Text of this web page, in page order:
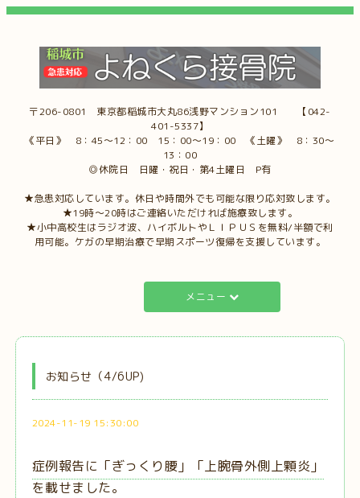
〒206-0801 東京都稲城市大丸86浅野マンション101 【042-
401-5337】
《平日》 8：45～12：00 15：00～19：00 《土曜》 8：30～
13：00
◎休院日 日曜・祝日・第4土曜日 P有
★急患対応しています。休日や時間外でも可能な限り応対致します。
★19時～20時はご連絡いただければ施療致します。
★小中高校生はラジオ波、ハイボルトやＬＩＰＵＳを無料/半額で利
用可能。ケガの早期治療で早期スポーツ復帰を支援しています。
メニュー
お知らせ（4/6UP)
2024-11-19 15:30:00
症例報告に「ぎっくり腰」「上腕骨外側上顆炎」
を載せました。